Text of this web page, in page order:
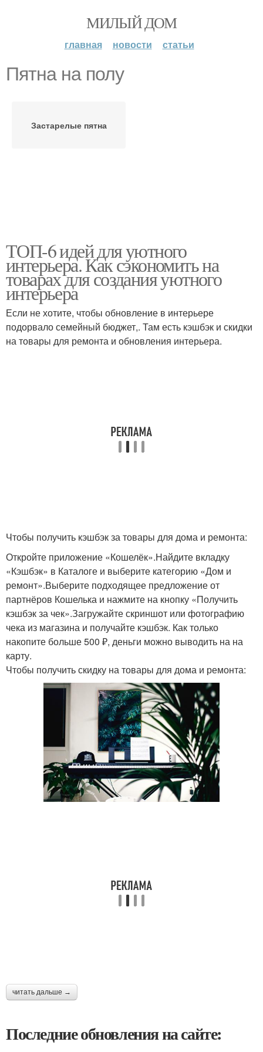
МИЛЫЙ ДОМ
главная новости статьи
Пятна на полу
Застарелые пятна
ТОП-6 идей для уютного
интерьера. Как сэкономить на
товарах для создания уютного
интерьера
Если не хотите, чтобы обновление в интерьере
подорвало семейный бюджет,. Там есть кэшбэк и скидки
на товары для ремонта и обновления интерьера.
Чтобы получить кэшбэк за товары для дома и ремонта:
Откройте приложение «Кошелёк».Найдите вкладку
«Кэшбэк» в Каталоге и выберите категорию «Дом и
ремонт».Выберите подходящее предложение от
партнёров Кошелька и нажмите на кнопку «Получить
кэшбэк за чек».Загружайте скриншот или фотографию
чека из магазина и получайте кэшбэк. Как только
накопите больше 500 ₽, деньги можно выводить на на
карту.
Чтобы получить скидку на товары для дома и ремонта:
читать дальше →
Последние обновления на сайте: